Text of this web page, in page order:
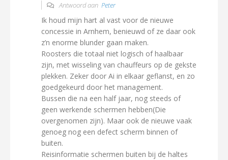
Antwoord aan Peter
Ik houd mijn hart al vast voor de nieuwe
concessie in Arnhem, benieuwd of ze daar ook
z’n enorme blunder gaan maken.
Roosters die totaal niet logisch of haalbaar
zijn, met wisseling van chauffeurs op de gekste
plekken. Zeker door Ai in elkaar geflanst, en zo
goedgekeurd door het management.
Bussen die na een half jaar, nog steeds of
geen werkende schermen hebben(Die
overgenomen zijn). Maar ook de nieuwe vaak
genoeg nog een defect scherm binnen of
buiten.
Reisinformatie schermen buiten bij de haltes